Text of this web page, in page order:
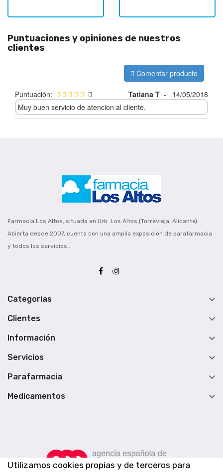
Utilizamos cookies propias y de terceros para
Puntuaciones y opiniones de nuestros
clientes
Comentar producto
Puntuación: Tatiana T -
14/05/2018
Muy buen servicio de atencion al cliente.
Farmacia Los Altos, situada en Urb. Los Altos (Torrevieja, Alicante).
Abierta desde 2007, cuenta con una amplia exposición de parafarmacia
y todos los servicios..
Categorias 
Clientes 
Información 
Servicios 
Parafarmacia 
Medicamentos 